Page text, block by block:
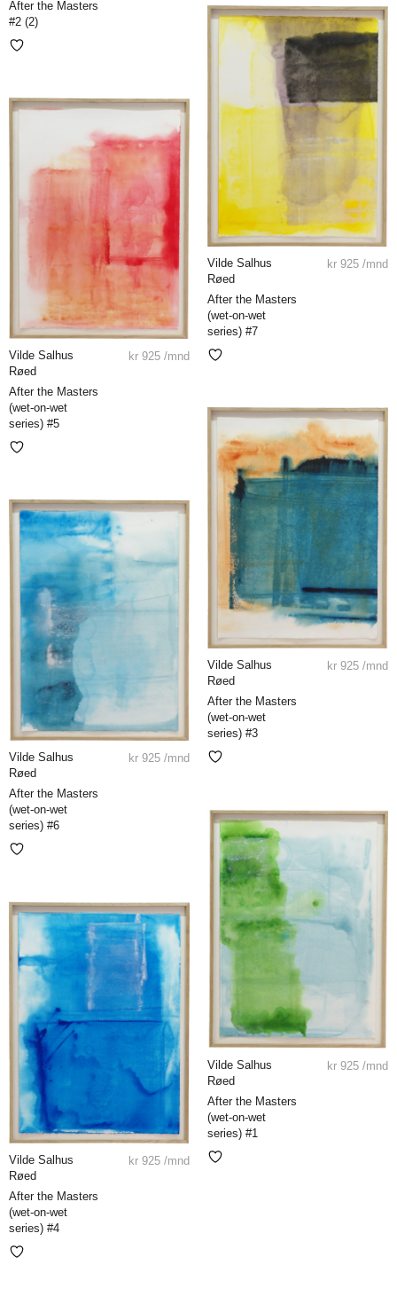
After the Masters
#2 (2)
Vilde Salhus
Røed
After the Masters
(wet-on-wet
series) #7
kr 925 /mnd
Vilde Salhus
Røed
After the Masters
(wet-on-wet
series) #5
kr 925 /mnd
Vilde Salhus
Røed
After the Masters
(wet-on-wet
series) #3
kr 925 /mnd
Vilde Salhus
Røed
After the Masters
(wet-on-wet
series) #6
kr 925 /mnd
Vilde Salhus
Røed
After the Masters
(wet-on-wet
series) #1
kr 925 /mnd
Vilde Salhus
Røed
After the Masters
(wet-on-wet
series) #4
kr 925 /mnd